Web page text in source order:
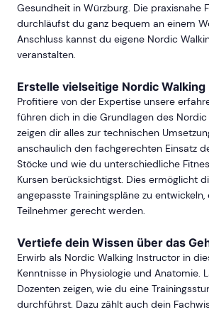
Gesundheit in Würzburg. Die praxisnahe
durchläufst du ganz bequem an einem
Anschluss kannst du eigene Nordic
veranstalten.
Erstelle vielseitige Nordic Walking
Profitiere von der Expertise unsere
führen dich in die Grundlagen des Nordic
zeigen dir alles zur technischen
anschaulich den fachgerechten Einsatz
Stöcke und wie du unterschiedliche
Kursen berücksichtigst. Dies ermöglicht
angepasste Trainingspläne zu entwickeln,
Teilnehmer gerecht werden.
Vertiefe dein Wissen über das
Erwirb als Nordic Walking Instructor in
Kenntnisse in Physiologie und Anatomie.
Dozenten zeigen, wie du eine
durchführst. Dazu zählt auch dein